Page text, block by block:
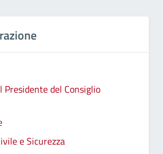
Presidente del Consiglio
e Sicurezza